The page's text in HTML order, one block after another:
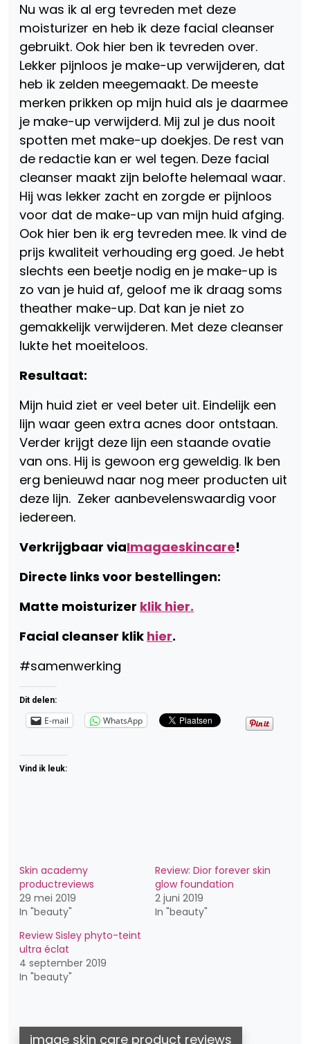
Nu was ik al erg tevreden met deze
moisturizer en heb ik deze facial cleanser
gebruikt. Ook hier ben ik tevreden over.
Lekker pijnloos je make-up verwijderen, dat
heb ik zelden meegemaakt. De meeste
merken prikken op mijn huid als je daarmee
je make-up verwijderd. Mij zul je dus nooit
spotten met make-up doekjes. De rest van
de redactie kan er wel tegen. Deze facial
cleanser maakt zijn belofte helemaal waar.
Hij was lekker zacht en zorgde er pijnloos
voor dat de make-up van mijn huid afging.
Ook hier ben ik erg tevreden mee. Ik vind de
prijs kwaliteit verhouding erg goed. Je hebt
slechts een beetje nodig en je make-up is
zo van je huid af, geloof me ik draag soms
theather make-up. Dat kan je niet zo
gemakkelijk verwijderen. Met deze cleanser
lukte het moeiteloos.
Resultaat:
Mijn huid ziet er veel beter uit. Eindelijk een
lijn waar geen extra acnes door ontstaan.
Verder krijgt deze lijn een staande ovatie
van ons. Hij is gewoon erg geweldig. Ik ben
erg benieuwd naar nog meer producten uit
deze lijn. Zeker aanbevelenswaardig voor
iedereen.
Verkrijgbaar viaImagaeskincare!
Directe links voor bestellingen:
Matte moisturizer klik hier.
Facial cleanser klik hier.
#samenwerking
Dit delen:
E-mail WhatsApp
Vind ik leuk:
Skin academy
productreviews
29 mei 2019
In "beauty"
Review: Dior forever skin
glow foundation
2 juni 2019
In "beauty"
Review Sisley phyto-teint
ultra éclat
4 september 2019
In "beauty"
image skin care product reviews